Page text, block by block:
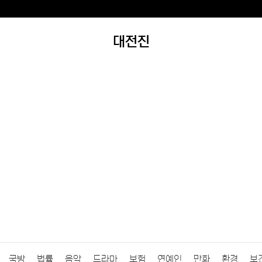
대전진
국방 법률 음악 드라마 보험 연예인 만화 환경 보